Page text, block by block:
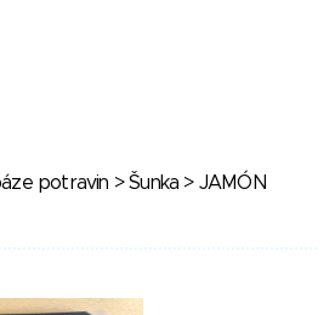
potravin >Šunka > JAMÓN